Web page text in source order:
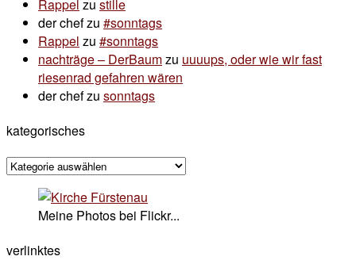
Rappel zu stille
der chefzu #sonntags
Rappel zu #sonntags
nachträge – DerBaumzu uuuups, oder wie wir fast
riesenrad gefahren wären
der chefzu sonntags
kategorisches
kategorisches
Meine Photos bei Flickr...
verlinktes